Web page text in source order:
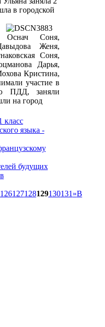
в городской
Оснач Соня,
Женя,
Соня,
Дарья,
Кристина,
участие в
ПДД, заняли
на город
класс
языка -
будущих
126127128129130131 »В